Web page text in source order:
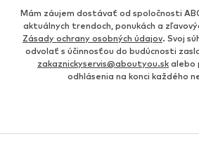
Mám záujem dostávať od spoločnosti
aktuálnych trendoch, ponukách a
Zásady ochrany osobných údajov. Svoj
odvolať s účinnosťou do budúcnosti
zakaznickyservis@aboutyou.sk alebo
odhlásenia na konci každého